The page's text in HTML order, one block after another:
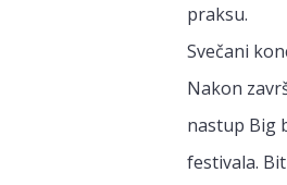
praksu.
Svečani
Nakon
nastup Big
festivala.